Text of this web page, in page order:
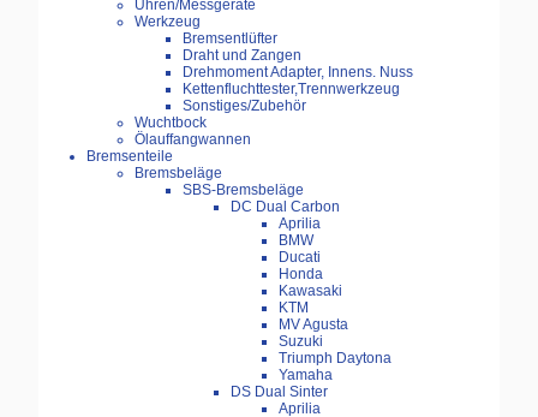
Uhren/Messgeräte
Werkzeug
Bremsentlüfter
Draht und Zangen
Drehmoment Adapter, Innens. Nuss
Kettenfluchttester,Trennwerkzeug
Sonstiges/Zubehör
Wuchtbock
Ölauffangwannen
Bremsenteile
Bremsbeläge
SBS-Bremsbeläge
DC Dual Carbon
Aprilia
BMW
Ducati
Honda
Kawasaki
KTM
MV Agusta
Suzuki
Triumph Daytona
Yamaha
DS Dual Sinter
Aprilia